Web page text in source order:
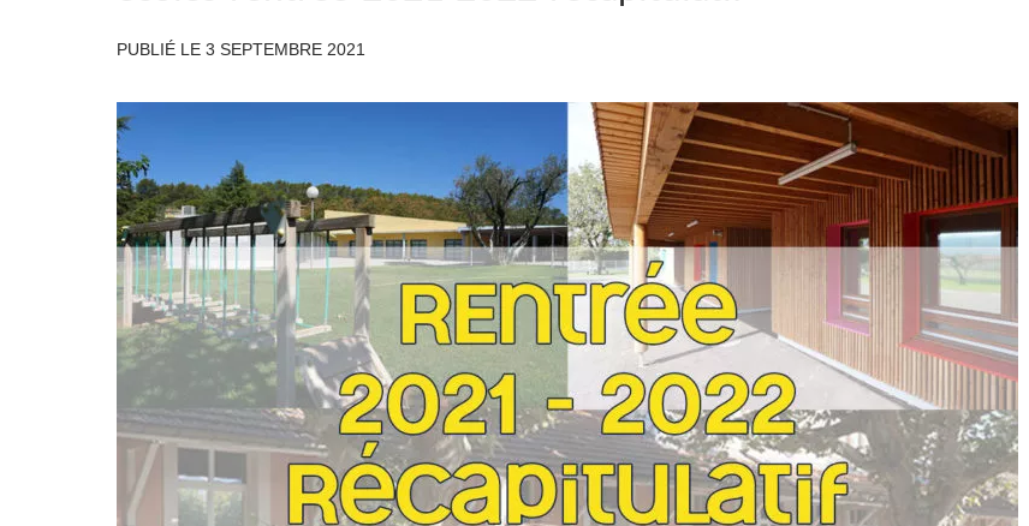
PUBLIÉ LE 3 SEPTEMBRE 2021